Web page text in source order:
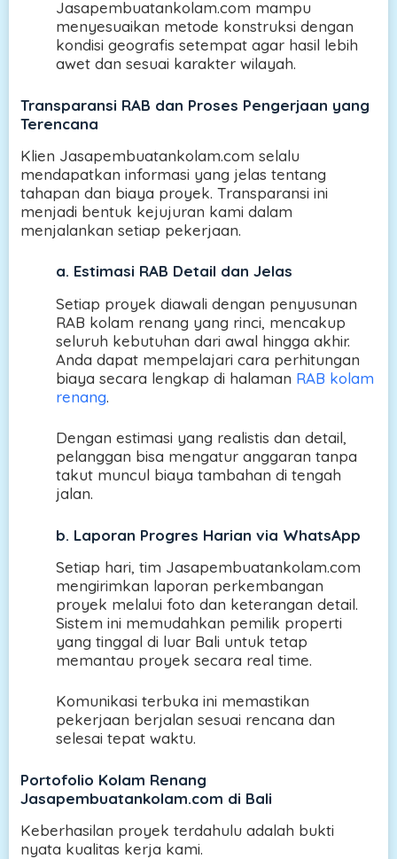
Jasapembuatankolam.com mampu
menyesuaikan metode konstruksi dengan
kondisi geografis setempat agar hasil lebih
awet dan sesuai karakter wilayah.
Transparansi RAB dan Proses Pengerjaan yang
Terencana
Klien Jasapembuatankolam.com selalu
mendapatkan informasi yang jelas tentang
tahapan dan biaya proyek. Transparansi ini
menjadi bentuk kejujuran kami dalam
menjalankan setiap pekerjaan.
a. Estimasi RAB Detail dan Jelas
Setiap proyek diawali dengan penyusunan
RAB kolam renang yang rinci, mencakup
seluruh kebutuhan dari awal hingga akhir.
Anda dapat mempelajari cara perhitungan
biaya secara lengkap di halaman RAB kolam
renang.
Dengan estimasi yang realistis dan detail,
pelanggan bisa mengatur anggaran tanpa
takut muncul biaya tambahan di tengah
jalan.
b. Laporan Progres Harian via WhatsApp
Setiap hari, tim Jasapembuatankolam.com
mengirimkan laporan perkembangan
proyek melalui foto dan keterangan detail.
Sistem ini memudahkan pemilik properti
yang tinggal di luar Bali untuk tetap
memantau proyek secara real time.
Komunikasi terbuka ini memastikan
pekerjaan berjalan sesuai rencana dan
selesai tepat waktu.
Portofolio Kolam Renang
Jasapembuatankolam.com di Bali
Keberhasilan proyek terdahulu adalah bukti
nyata kualitas kerja kami.